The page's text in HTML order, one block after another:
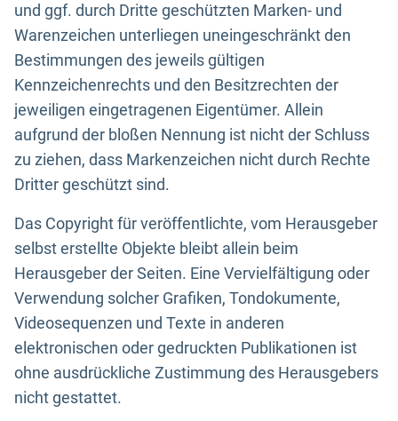
und ggf. durch Dritte geschützten Marken- und
Warenzeichen unterliegen uneingeschränkt den
Bestimmungen des jeweils gültigen
Kennzeichenrechts und den Besitzrechten der
jeweiligen eingetragenen Eigentümer. Allein
aufgrund der bloßen Nennung ist nicht der Schluss
zu ziehen, dass Markenzeichen nicht durch Rechte
Dritter geschützt sind.
Das Copyright für veröffentlichte, vom Herausgeber
selbst erstellte Objekte bleibt allein beim
Herausgeber der Seiten. Eine Vervielfältigung oder
Verwendung solcher Grafiken, Tondokumente,
Videosequenzen und Texte in anderen
elektronischen oder gedruckten Publikationen ist
ohne ausdrückliche Zustimmung des Herausgebers
nicht gestattet.